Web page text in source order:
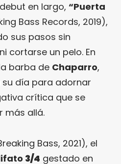
en largo, “Puerta
Bass Records, 2019),
sus pasos sin
cortarse un pelo. En
barba de Chaparro,
su día para adornar
crítica que se
más allá.
Bass, 2021), el
3/4 gestado en